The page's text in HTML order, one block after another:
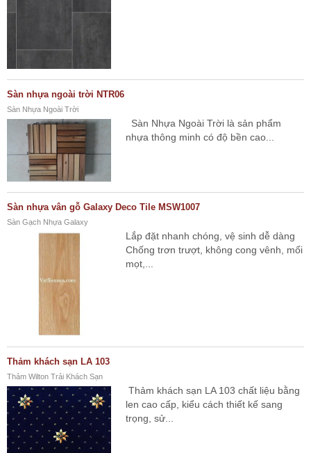
Sàn nhựa ngoài trời NTR06
Sàn Nhựa Ngoài Trời
Sàn Nhựa Ngoài Trời là sản phẩm
nhựa thông minh có độ bền cao...
Sàn nhựa vân gỗ Galaxy Deco Tile MSW1007
Sàn Gạch Nhựa Galaxy
Lắp đặt nhanh chóng, vệ sinh dễ dàng
Chống trơn trượt, không cong vênh, mối
mọt,...
Thảm khách sạn LA 103
Thảm Wilton Trải Khách Sạn
Thảm khách sạn LA 103 chất liệu bằng
len cao cấp, kiểu cách thiết kế sang
trọng, sử...